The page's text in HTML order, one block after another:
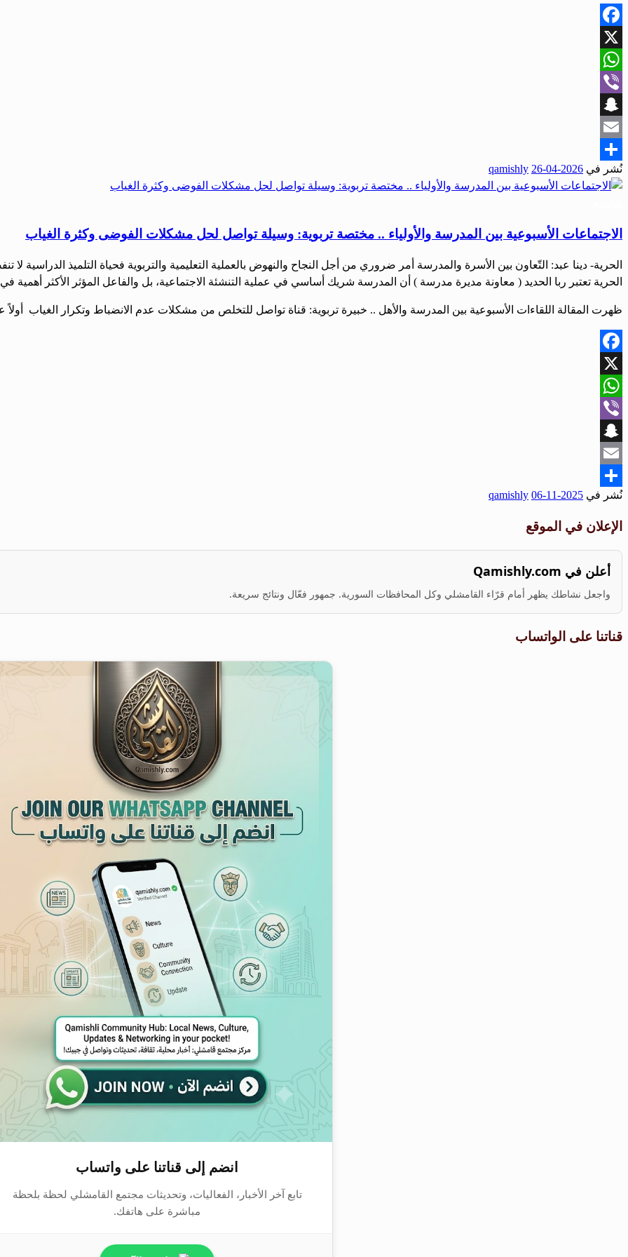
Facebook
X
WhatsApp
Viber
Snapchat
Email
Share
نُشر في 2026-04-26
qamishly
الاجتماعات الأسبوعية بين المدرسة والأولياء .. مختصة تربوية: وسيلة تواصل لحل مشكلات الفوضى وكثرة الغياب
الحرية- دينا عبد: التّعاون بين الأسرة والمدرسة أمر ضروري من أجل النجاح والنهوض بالعملية التعليمية والتربوية فحياة التلميذ الدراسية
الحرية تعتبر ربا الحديد ( معاونة مديرة مدرسة ) أن المدرسة شريك أساسي في عملية التنشئة الاجتماعية، بل والفاعل المؤثر الأكثر أهمية
ظهرت المقالة اللقاءات الأسبوعية بين المدرسة والأهل .. خبيرة تربوية: قناة تواصل للتخلص من مشكلات عدم الانضباط وتكرار الغياب
Facebook
X
WhatsApp
Viber
Snapchat
Email
Share
نُشر في 2025-11-06
qamishly
الإعلان في الموقع
أعلن في Qamishly.com
واجعل نشاطك يظهر أمام قرّاء القامشلي وكل المحافظات السورية. جمهور فعّال ونتائج سريعة.
قناتنا على الواتساب
انضم إلى قناتنا على واتساب
تابع آخر الأخبار، الفعاليات، وتحديثات مجتمع القامشلي لحظة بلحظة
مباشرة على هاتفك.